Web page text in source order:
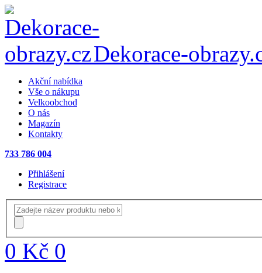
Dekorace-
Akční nabídka
Vše o nákupu
Velkoobchod
O nás
Magazín
Kontakty
733 786 004
Přihlášení
Registrace
0 Kč 0